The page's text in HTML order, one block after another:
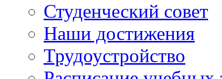
Студенческий совет
Наши достижения
Трудоустройство